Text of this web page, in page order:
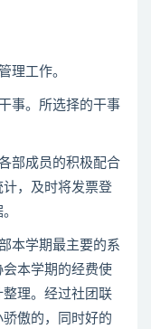
工作。
。所选择的干事
成员的积极配合
计，及时将发票登
学期最主要的系
本学期的经费使
理。经过社团联
傲的，同时好的